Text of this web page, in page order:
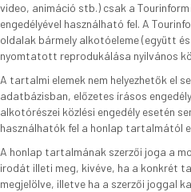
video, animáció stb.) csak a
engedélyével használható fel. A
oldalak bármely alkotóeleme (együtt
nyomtatott reprodukálása nyilvános
A tartalmi elemek nem helyezhetők el
adatbázisban, előzetes írásos
alkotórészei közlési engedély esetén
használhatók fel a honlap tartalmától
A honlap tartalmának szerzői joga a
irodát illeti meg, kivéve, ha a konkrét
megjelölve, illetve ha a szerzői joggal